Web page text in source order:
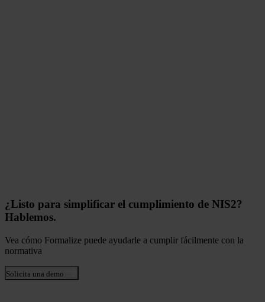
¿Listo para simplificar el cumplimiento de NIS2?
Hablemos.
Vea cómo Formalize puede ayudarle a cumplir fácilmente con la
normativa
Solicita una demo